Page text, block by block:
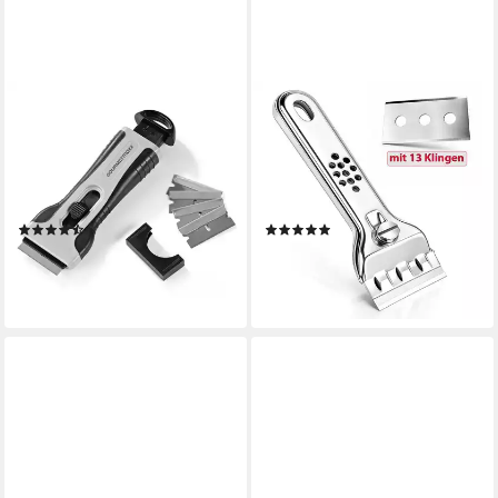
Glasschaber Kochfeldschaber
13x5x2cm schwarz/grau
Kochfeldschaber Ideal für alle
glatten Oberflächen
(6)
10,19 € UVP 14,99 €
-32%
VABIONO
Glasschaber Kochfeldschaber
Schaber Edelstahl + 13
Klingen KOSTENLOSER
VERSAND
(2)
12,99 €
lieferbar - in 3-4 Werktagen bei dir